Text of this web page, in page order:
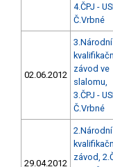
4.ČPJ -
Č.Vrbné
02.06.2012
3.Národní
závod ve
slalomu,
3.ČPJ -
Č.Vrbné
29.04.2012
2.Národní
závod,